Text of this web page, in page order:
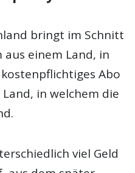
bringt im Schnitt
einem Land, in
Abo
in welchem die
viel Geld